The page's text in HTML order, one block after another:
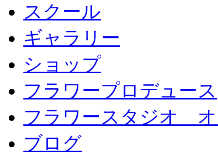
スクール
ギャラリー
ショップ
フラワープロデュース
フラワースタジオ
ブログ